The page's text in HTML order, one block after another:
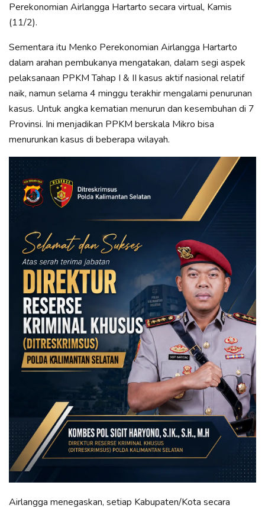
Perekonomian Airlangga Hartarto secara virtual, Kamis
(11/2).
Sementara itu Menko Perekonomian Airlangga Hartarto
dalam arahan pembukanya mengatakan, dalam segi aspek
pelaksanaan PPKM Tahap I & II kasus aktif nasional relatif
naik, namun selama 4 minggu terakhir mengalami penurunan
kasus. Untuk angka kematian menurun dan kesembuhan di 7
Provinsi. Ini menjadikan PPKM berskala Mikro bisa
menurunkan kasus di beberapa wilayah.
Airlangga menegaskan, setiap Kabupaten/Kota secara